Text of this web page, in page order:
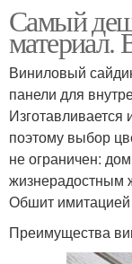
Самый
материал.
Виниловый
панели для
поэтому выбор
не ограничен:
жизнерадостным
Обшит имитацией
Преимущества